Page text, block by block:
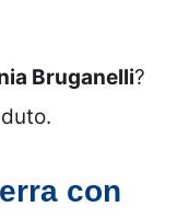
Bruganelli?
con